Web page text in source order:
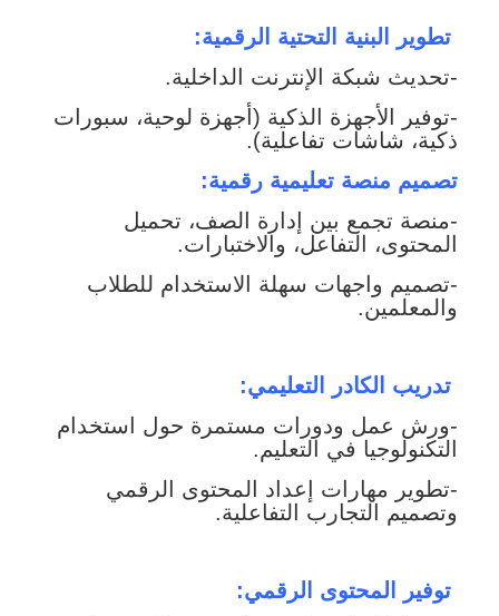
تطوير البنية التحتية الرقمية:
-تحديث شبكة الإنترنت الداخلية.
-توفير الأجهزة الذكية (أجهزة لوحية، سبورات
ذكية، شاشات تفاعلية).
تصميم منصة تعليمية رقمية:
-منصة تجمع بين إدارة الصف، تحميل
المحتوى، التفاعل، والاختبارات.
-تصميم واجهات سهلة الاستخدام للطلاب
والمعلمين.
تدريب الكادر التعليمي:
-ورش عمل ودورات مستمرة حول استخدام
التكنولوجيا في التعليم.
-تطوير مهارات إعداد المحتوى الرقمي
وتصميم التجارب التفاعلية.
توفير المحتوى الرقمي: